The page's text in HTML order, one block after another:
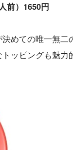
前）1650円
めての唯一無
ッピングも魅力